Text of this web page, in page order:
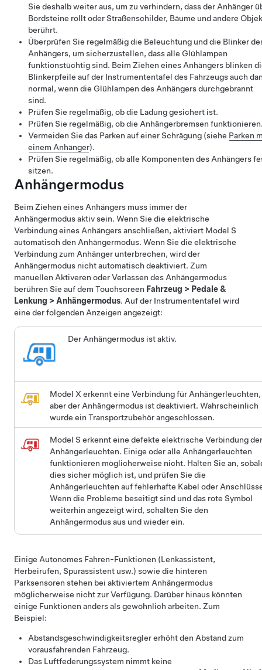
Sie deshalb weiter aus, um zu verhindern, dass der Anhänger
Bordsteine rollt oder Straßenschilder, Bäume und andere
berührt.
Überprüfen Sie regelmäßig die Beleuchtung und die Blinker
Anhängers, um sicherzustellen, dass alle Glühlampen
funktionstüchtig sind. Beim Ziehen eines Anhängers blinken
Blinkerpfeile auf der Instrumententafel des Fahrzeugs auch
normal, wenn die Glühlampen des Anhängers durchgebrannt
sind.
Prüfen Sie regelmäßig, ob die Ladung gesichert ist.
Prüfen Sie regelmäßig, ob die Anhängerbremsen
Vermeiden Sie das Parken auf einer Schrägung (siehe Parken
einem Anhänger).
Prüfen Sie regelmäßig, ob alle Komponenten des Anhängers
sitzen.
Anhängermodus
Beim Ziehen eines Anhängers muss immer der
Anhängermodus aktiv sein. Wenn Sie die elektrische
Verbindung eines Anhängers anschließen, aktiviert Model S
automatisch den Anhängermodus. Wenn Sie die elektrische
Verbindung zum Anhänger unterbrechen, wird der
Anhängermodus nicht automatisch deaktiviert. Zum
manuellen Aktiveren oder Verlassen des Anhängermodus
berühren Sie auf dem Touchscreen Fahrzeug > Pedale &
Lenkung > Anhängermodus. Auf der Instrumententafel wird
eine der folgenden Anzeigen angezeigt:
Der Anhängermodus ist aktiv.
Model X erkennt eine Verbindung für Anhängerleuchten,
aber der Anhängermodus ist deaktiviert. Wahrscheinlich
wurde ein Transportzubehör angeschlossen.
Model S erkennt eine defekte elektrische Verbindung der
Anhängerleuchten. Einige oder alle Anhängerleuchten
funktionieren möglicherweise nicht. Halten Sie an,
dies sicher möglich ist, und prüfen Sie die
Anhängerleuchten auf fehlerhafte Kabel oder
Wenn die Probleme beseitigt sind und das rote Symbol
weiterhin angezeigt wird, schalten Sie den
Anhängermodus aus und wieder ein.
Einige Autonomes Fahren-Funktionen (Lenkassistent,
Herbeirufen, Spurassistent usw.) sowie die hinteren
Parksensoren stehen bei aktiviertem Anhängermodus
möglicherweise nicht zur Verfügung. Darüber hinaus könnten
einige Funktionen anders als gewöhnlich arbeiten. Zum
Beispiel:
Abstandsgeschwindigkeitsreglererhöht den Abstand zum
vorausfahrenden Fahrzeug.
Das Luftfederungssystem nimmt keine